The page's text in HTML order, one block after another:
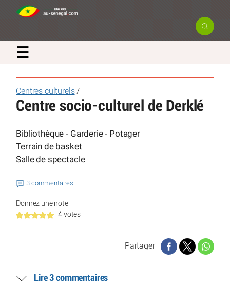
☰
Centres culturels/
Centre socio-culturel de Derklé
Bibliothèque - Garderie - Potager
Terrain de basket
Salle de spectacle
3 commentaires
Donnez une note
4 votes
Partager
Lire 3 commentaires